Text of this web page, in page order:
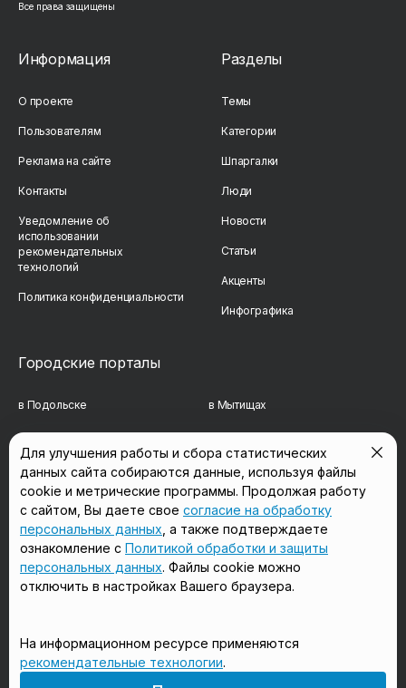
Все права защищены
Информация
О проекте
Пользователям
Реклама на сайте
Контакты
Уведомление об
использовании
рекомендательных
технологий
Политика конфиденциальности
Разделы
Темы
Категории
Шпаргалки
Люди
Новости
Статьи
Акценты
Инфографика
Городские порталы
в Подольске в Мытищах
в Сергиевом Посаде в Люберцах
в Красногорске в Королёве
в Домодедово в Щёлково
Мы в соцсетях
Для улучшения работы и сбора статистических
данных сайта собираются данные, используя файлы
cookie и метрические программы. Продолжая работу
с сайтом, Вы даете свое согласие на обработку
персональных данных , а также подтверждаете
ознакомление с Политикой обработки и защиты
персональных данных. Файлы cookie можно
отключить в настройках Вашего браузера.
На информационном ресурсе применяются
рекомендательные технологии.